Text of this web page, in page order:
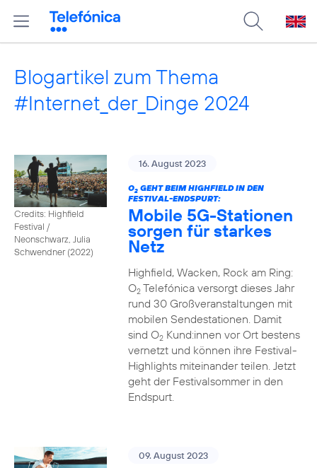
Blogartikel zum Thema
#Internet_der_Dinge 2024
Credits: Highfield
Festival /
Neonschwarz, Julia
Schwendner (2022)
16. August 2023
O2GEHT BEIM HIGHFIELD IN DEN
FESTIVAL-ENDSPURT:
Mobile 5G-Stationen
sorgen für starkes
Netz
Highfield, Wacken, Rock am Ring:
O2Telefónica versorgt dieses Jahr
rund 30 Großveranstaltungen mit
mobilen Sendestationen. Damit
sind O2Kund:innen vor Ort bestens
vernetzt und können ihre Festival-
Highlights miteinander teilen. Jetzt
geht der Festivalsommer in den
Endspurt.
09. August 2023